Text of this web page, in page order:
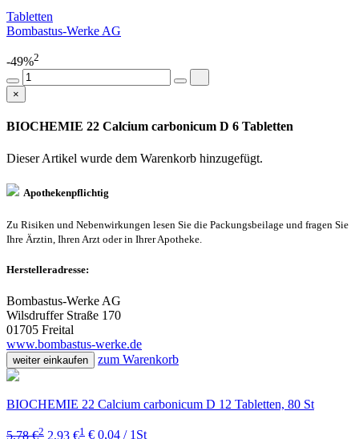
Tabletten
Bombastus-Werke AG
-49%2
×
BIOCHEMIE 22 Calcium carbonicum D 6 Tabletten
Dieser Artikel wurde dem Warenkorb hinzugefügt.
Apothekenpflichtig
Zu Risiken und Nebenwirkungen lesen Sie die Packungsbeilage und fragen Sie
Ihre Ärztin, Ihren Arzt oder in Ihrer Apotheke.
Herstelleradresse:
Bombastus-Werke AG
Wilsdruffer Straße 170
01705 Freital
www.bombastus-werke.de
weiter einkaufen zum Warenkorb
BIOCHEMIE 22 Calcium carbonicum D 12 Tabletten, 80 St
5,78 €2 2,93 €1 € 0,04 / 1St